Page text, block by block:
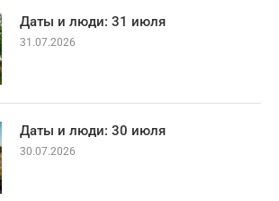
Даты и люди: 31 июля
31.07.2026
Даты и люди: 30 июля
30.07.2026